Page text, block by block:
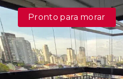
Pronto para morar